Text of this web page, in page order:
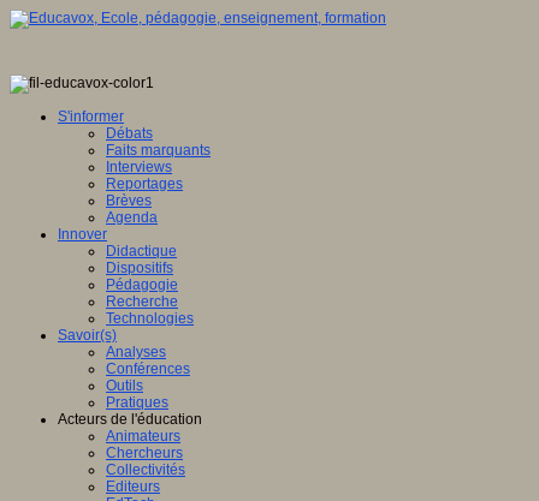
S'informer
Débats
Faits marquants
Interviews
Reportages
Brèves
Agenda
Innover
Didactique
Dispositifs
Pédagogie
Recherche
Technologies
Savoir(s)
Analyses
Conférences
Outils
Pratiques
Acteurs de l'éducation
Animateurs
Chercheurs
Collectivités
Editeurs